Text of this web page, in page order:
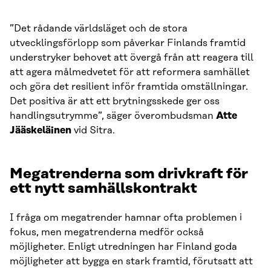
”Det rådande världsläget och de stora
utvecklingsförlopp som påverkar Finlands framtid
understryker behovet att övergå från att reagera till
att agera målmedvetet för att reformera samhället
och göra det resilient inför framtida omställningar.
Det positiva är att ett brytningsskede ger oss
handlingsutrymme”, säger överombudsman Atte
Jääskeläinen vid Sitra.
Megatrenderna som drivkraft för
ett nytt samhällskontrakt
I fråga om megatrender hamnar ofta problemen i
fokus, men megatrenderna medför också
möjligheter. Enligt utredningen har Finland goda
möjligheter att bygga en stark framtid, förutsatt att